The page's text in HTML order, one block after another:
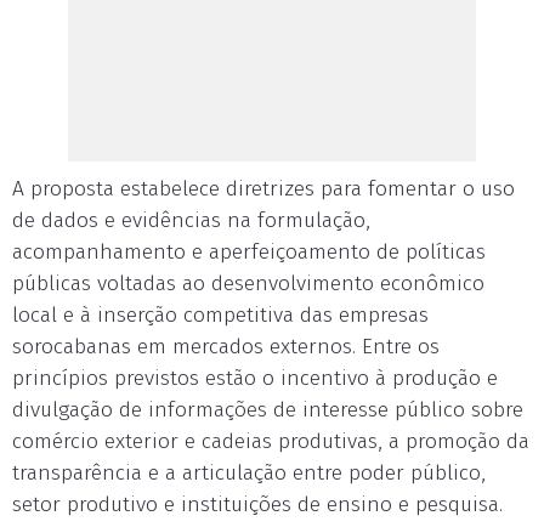
A proposta estabelece diretrizes para fomentar o uso
de dados e evidências na formulação,
acompanhamento e aperfeiçoamento de políticas
públicas voltadas ao desenvolvimento econômico
local e à inserção competitiva das empresas
sorocabanas em mercados externos. Entre os
princípios previstos estão o incentivo à produção e
divulgação de informações de interesse público sobre
comércio exterior e cadeias produtivas, a promoção da
transparência e a articulação entre poder público,
setor produtivo e instituições de ensino e pesquisa.